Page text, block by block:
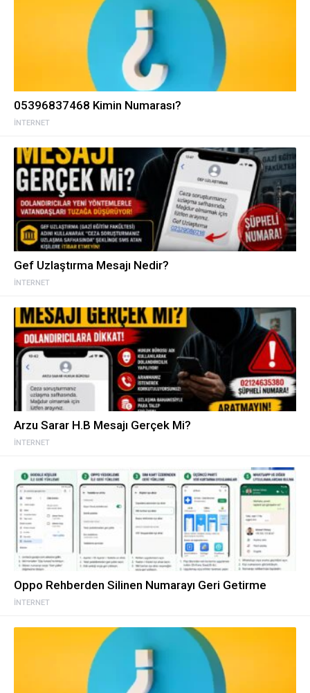
İNTERNET
05396837468 Kimin Numarası?
İNTERNET
Gef Uzlaştırma Mesajı Nedir?
İNTERNET
Arzu Sarar H.B Mesajı Gerçek Mi?
İNTERNET
Oppo Rehberden Silinen Numarayı Geri Getirme